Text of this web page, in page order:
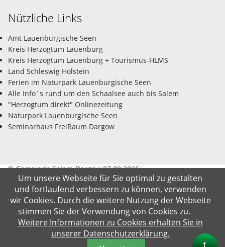
Nützliche Links
Amt Lauenburgische Seen
Kreis Herzogtum Lauenburg
Kreis Herzogtum Lauenburg + Tourismus-HLMS
Land Schleswig Holstein
Ferien im Naturpark Lauenburgische Seen
Alle Info`s rund um den Schaalsee auch bis Salem
"Herzogtum direkt" Onlinezeitung
Naturpark Lauenburgische Seen
Seminarhaus FreiRaum Dargow
© Gemeinde Salem-Dargow 07.08.2026
Impressum Datenschutz Kontakt Suche
Um unsere Webseite für Sie optimal zu gestalten
und fortlaufend verbessern zu können, verwenden
wir Cookies. Durch die weitere Nutzung der Webseite
stimmen Sie der Verwendung von Cookies zu.
Weitere Informationen zu Cookies erhalten Sie in
unserer Datenschutzerklärung.